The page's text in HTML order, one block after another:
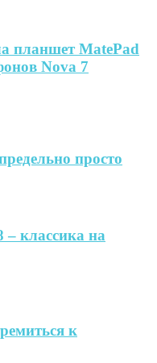
планшет MatePad
Nova 7
просто
– классика на
к